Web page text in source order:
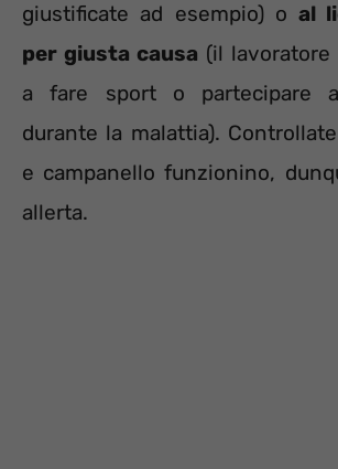
giustificate ad esempio) o al
per giusta causa (il
a fare sport o partecipare
durante la malattia).
e campanello funzionino,
allerta.